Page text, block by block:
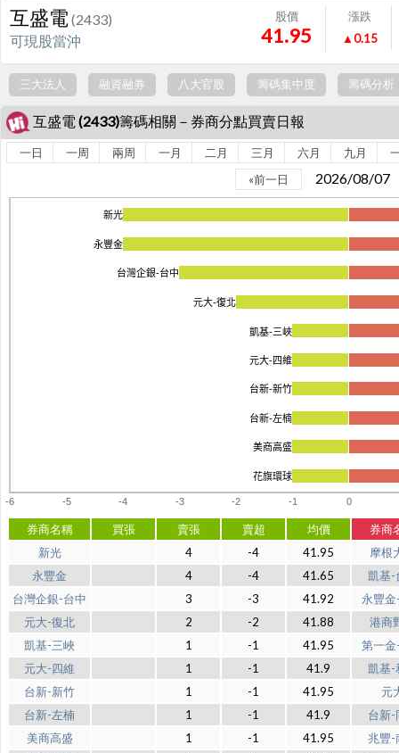
互盛電(2433)
可現股當沖
股價
41.95
漲跌
▲0.15
三大法人 融資融券 八大官股 籌碼集中度 籌碼分析
互盛電 (2433)籌碼相關－券商分點買賣日報
一日 一周 兩周 一月 二月 三月 六月 九月
«前一日
2026/08/
新光
永豐金
台灣企銀-台中
元大-復北
凱基-三峽
元大-四維
台新-新竹
台新-左楠
美商高盛
花旗環球
-5 -4 -3 -2 -1 0
-6
券商名稱 買張 賣張 賣超 均價
券商
新光
4 -4 41.95
摩根
永豐金
4 -4 41.65
凱基-
台灣企銀-台中
3 -3 41.92
永豐
元大-復北
2 -2 41.88
港商
凱基-三峽
1 -1 41.95
第一
元大-四維
1 -1 41.9
凱基-
台新-新竹
1 -1 41.95
元
台新-左楠
1 -1 41.9
台新-
美商高盛
1 -1 41.95
兆豐-